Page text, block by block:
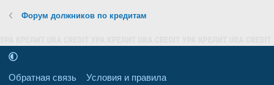
Форум должников по кредитам
Обратная связь
Условия и правила